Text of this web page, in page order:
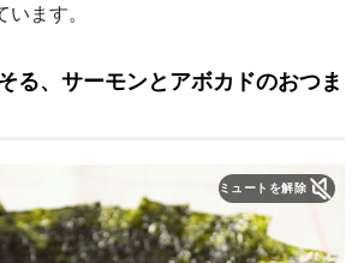
ます。
る、サーモンとアボカドのおつま
ミュートを解除